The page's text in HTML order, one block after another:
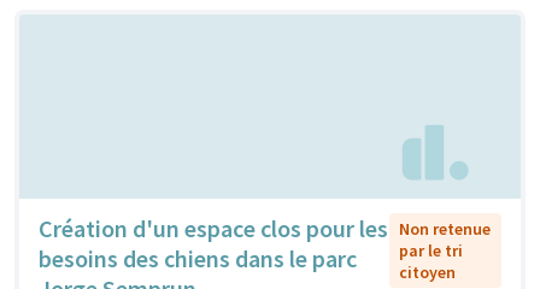
Création d'un espace clos pour les
besoins des chiens dans le parc
Non retenue
par le tri
citoyen